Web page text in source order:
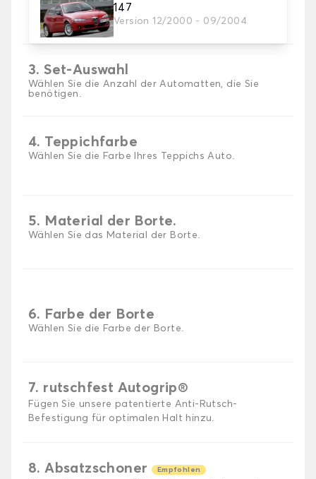
147
Version 12/2000 - 09/2004
2. Material
Wählen Sie das Material Ihres Autofussmatten
3. Set-Auswahl
Wählen Sie die Anzahl der Automatten, die Sie
benötigen.
4. Teppichfarbe
Wählen Sie die Farbe Ihres Teppichs Auto.
5. Material der Borte.
Wählen Sie das Material der Borte.
6. Farbe der Borte
Wählen Sie die Farbe der Borte.
7. rutschfest Autogrip®
Fügen Sie unsere patentierte Anti-Rutsch-
Befestigung für optimalen Halt hinzu.
8. Absatzschoner Empfohlen